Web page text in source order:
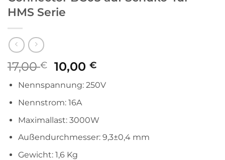
HMS Serie
17,00€
Ursprünglicher
war:
17,00 €
10,00€Aktueller
Preis
ist:
Nennspannung: 250V
Nennstrom: 16A
Maximallast: 3000W
Außendurchmesser: 9,3±0,4 mm
Gewicht: 1,6 Kg